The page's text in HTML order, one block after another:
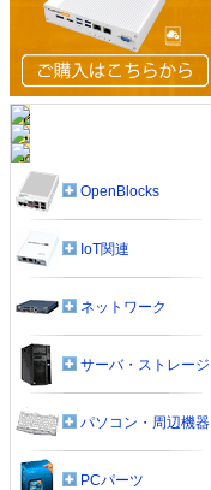
OpenBlocks
IoT関連
ネットワーク
サーバ・ストレージ
パソコン・周辺機器
PCパーツ